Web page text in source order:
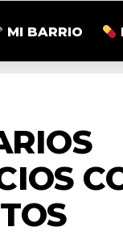
MI BARRIO